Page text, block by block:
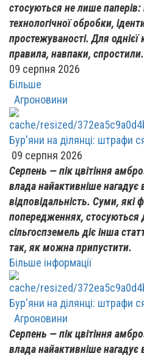
стосуються не лише
технологічної обробки,
простежуваності. Для однієї
правила, навпаки, спростили.
09 серпня 2026
Більше
Агроновини
Бур'яни на ділянці: штрафи
09 серпня 2026
Серпень — пік цвітіння
влада найактивніше
відповідальність. Суми, які
попередженнях,
сільгоспземель діє інша
так, як можна припустити.
Більше інформації
Бур'яни на ділянці: штрафи
Агроновини
Серпень — пік цвітіння
влада найактивніше